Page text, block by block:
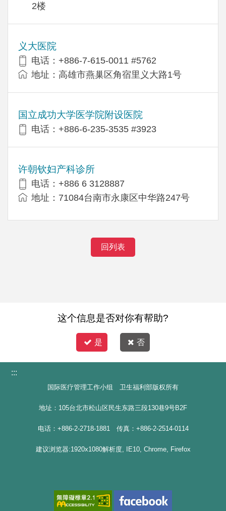
2楼
义大医院
电话：+886-7-615-0011 #5762
地址：高雄市燕巢区角宿里义大路1号
国立成功大学医学院附设医院
电话：+886-6-235-3535 #3923
许朝钦妇产科诊所
电话：+886 6 3128887
地址：71084台南市永康区中华路247号
回列表
这个信息是否对你有帮助?
是 否
:::
国际医疗管理工作小组 卫生福利部版权所有
地址：105台北市松山区民生东路三段130巷9号B2F
电话：+886-2-2718-1881 传真：+886-2-2514-0114
建议浏览器:1920x1080解析度, IE10, Chrome, Firefox